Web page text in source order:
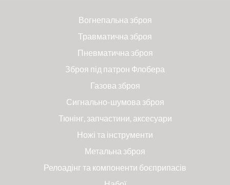
Вогнепальна зброя
Травматична зброя
Пневматична зброя
Зброя під патрон Флобера
Газова зброя
Сигнально-шумова зброя
Тюнінг, запчастини, аксесуари
Ножі та інструменти
Метальна зброя
Релоадінг та компоненти боєприпасів